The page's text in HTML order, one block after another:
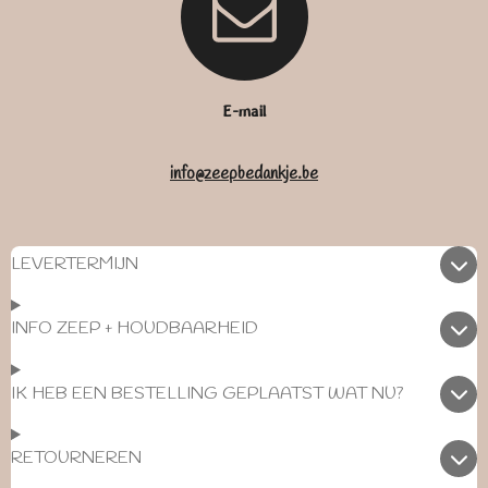
E-mail
info@zeepbedankje.be
LEVERTERMIJN
INFO ZEEP + HOUDBAARHEID
IK HEB EEN BESTELLING GEPLAATST WAT NU?
RETOURNEREN